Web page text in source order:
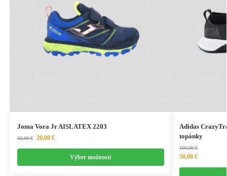
Joma Vora Jr AISLATEX 2203
50,00€ 20,00 €
Výber možností
Adidas
topánky
100,00€
50,00 €